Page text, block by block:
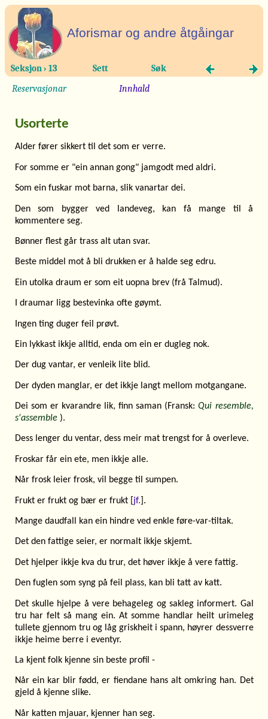
Aforismar og andre åtgåingar
Seksjon › 13 Sett Søk
Reservasjonar Innhald
Usorterte
Alder fører sikkert til det som er verre.
For somme er "ein annan gong" jamgodt med aldri.
Som ein fuskar mot barna, slik vanartar dei.
Den som bygger ved landeveg, kan få mange til å
kommentere seg.
Bønner flest går trass alt utan svar.
Beste middel mot å bli drukken er å halde seg edru.
Ein utolka draum er som eit uopna brev (frå Talmud).
I draumar ligg bestevinka ofte gøymt.
Ingen ting duger feil prøvt.
Ein lykkast ikkje alltid, enda om ein er dugleg nok.
Der dug vantar, er venleik lite blid.
Der dyden manglar, er det ikkje langt mellom motgangane.
Dei som er kvarandre lik, finn saman (Fransk:Qui resemble,
s'assemble ).
Dess lenger du ventar, dess meir mat trengst for å overleve.
Froskar får ein ete, men ikkje alle.
Når frosk leier frosk, vil begge til sumpen.
Frukt er frukt og bær er frukt [ jf. ].
Mange daudfall kan ein hindre ved enkle føre-var-tiltak.
Det den fattige seier, er normalt ikkje skjemt.
Det hjelper ikkje kva du trur, det høver ikkje å vere fattig.
Den fuglen som syng på feil plass, kan bli tatt av katt.
Det skulle hjelpe å vere behageleg og sakleg informert. Gal
tru har felt så mang ein. At somme handlar heilt urimeleg
tullete gjennom tru og låg griskheit i spann, høyrer dessverre
ikkje heime berre i eventyr.
La kjent folk kjenne sin beste profil -
Når ein kar blir fødd, er fiendane hans alt omkring han. Det
gjeld å kjenne slike.
Når katten mjauar, kjenner han seg.